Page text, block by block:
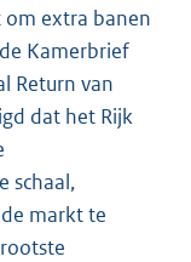
om extra banen
Kamerbrief
Return van
dat het Rijk
schaal,
markt te